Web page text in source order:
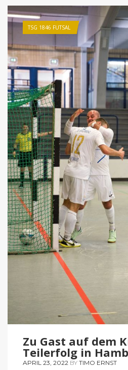
TSG 1846 FUTSAL
Zu Gast auf dem
Teilerfolg in
APRIL 23, 2022 BY TIMO ERNST